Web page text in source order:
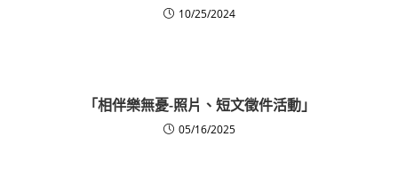
10/25/2024
「相伴樂無憂-照片、短文徵件活動」
05/16/2025